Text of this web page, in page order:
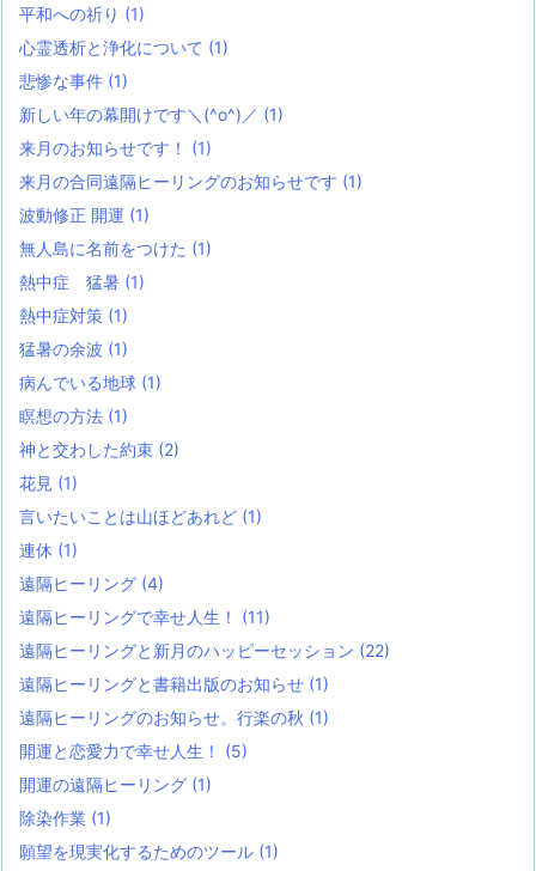
平和への祈り (1)
心霊透析と浄化について (1)
悲惨な事件 (1)
新しい年の幕開けです＼(^o^)／ (1)
来月のお知らせです！ (1)
来月の合同遠隔ヒーリングのお知らせです (1)
波動修正 開運 (1)
無人島に名前をつけた (1)
熱中症 猛暑 (1)
熱中症対策 (1)
猛暑の余波 (1)
病んでいる地球 (1)
瞑想の方法 (1)
神と交わした約束 (2)
花見 (1)
言いたいことは山ほどあれど (1)
連休 (1)
遠隔ヒーリング (4)
遠隔ヒーリングで幸せ人生！ (11)
遠隔ヒーリングと新月のハッピーセッション (22)
遠隔ヒーリングと書籍出版のお知らせ (1)
遠隔ヒーリングのお知らせ。行楽の秋 (1)
開運と恋愛力で幸せ人生！ (5)
開運の遠隔ヒーリング (1)
除染作業 (1)
願望を現実化するためのツール (1)